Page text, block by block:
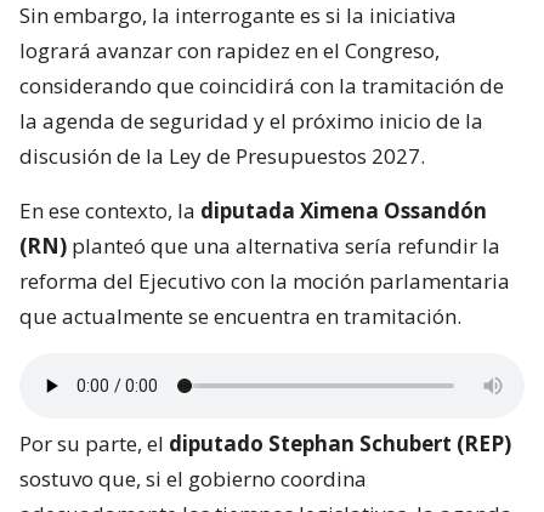
Sin embargo, la interrogante es si la iniciativa
logrará avanzar con rapidez en el Congreso,
considerando que coincidirá con la tramitación de
la agenda de seguridad y el próximo inicio de la
discusión de la Ley de Presupuestos 2027.
En ese contexto, la diputada Ximena Ossandón
(RN) planteó que una alternativa sería refundir la
reforma del Ejecutivo con la moción parlamentaria
que actualmente se encuentra en tramitación.
Por su parte, el diputado Stephan Schubert (REP)
sostuvo que, si el gobierno coordina